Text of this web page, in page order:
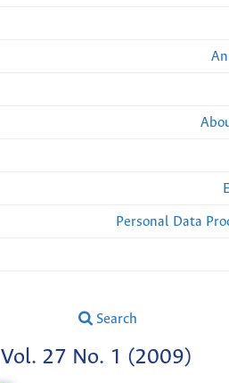
Personal Data
Search
Vol. 27 No. 1 (2009)